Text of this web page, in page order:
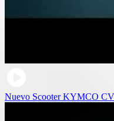
Nuevo Scooter KYMCO